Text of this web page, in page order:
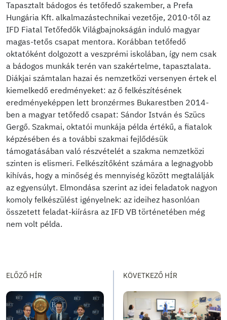
Tapasztalt bádogos és tetőfedő szakember, a Prefa
Hungária Kft. alkalmazástechnikai vezetője, 2010-től az
IFD Fiatal Tetőfedők Világbajnokságán induló magyar
magas-tetős csapat mentora. Korábban tetőfedő
oktatóként dolgozott a veszprémi iskolában, így nem csak
a bádogos munkák terén van szakértelme, tapasztalata.
Diákjai számtalan hazai és nemzetközi versenyen értek el
kiemelkedő eredményeket: az ő felkészítésének
eredményeképpen lett bronzérmes Bukarestben 2014-
ben a magyar tetőfedő csapat: Sándor István és Szücs
Gergő. Szakmai, oktatói munkája példa értékű, a fiatalok
képzésében és a további szakmai fejlődésük
támogatásában való részvételét a szakma nemzetközi
szinten is elismeri. Felkészítőként számára a legnagyobb
kihívás, hogy a minőség és mennyiség között megtalálják
az egyensúlyt. Elmondása szerint az idei feladatok nagyon
komoly felkészülést igényelnek: az ideihez hasonlóan
összetett feladat-kiírásra az IFD VB történetében még
nem volt példa.
ELŐZŐ HÍR KÖVETKEZŐ HÍR